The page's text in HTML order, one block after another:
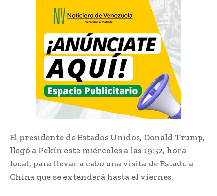
El presidente de Estados Unidos, Donald Trump,
llegó a Pekín este miércoles a las 19:52, hora
local, para llevar a cabo una visita de Estado a
China que se extenderá hasta el viernes.